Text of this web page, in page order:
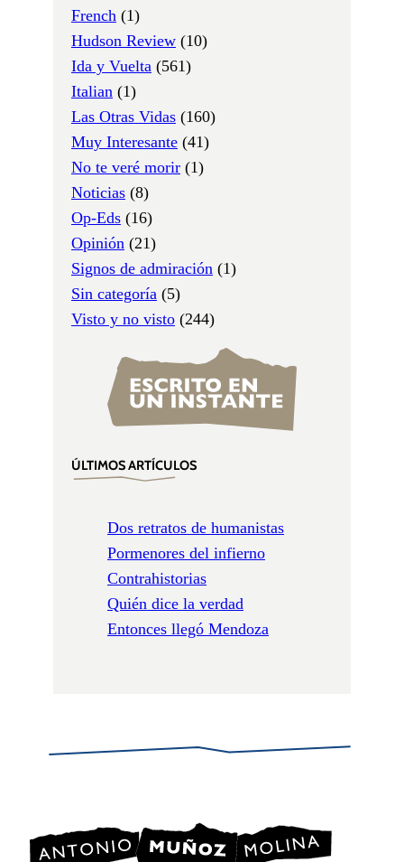
French (1)
Hudson Review (10)
Ida y Vuelta (561)
Italian (1)
Las Otras Vidas (160)
Muy Interesante (41)
No te veré morir (1)
Noticias (8)
Op-Eds (16)
Opinión (21)
Signos de admiración (1)
Sin categoría (5)
Visto y no visto (244)
ÚLTIMOS ARTÍCULOS
Dos retratos de humanistas
Pormenores del infierno
Contrahistorias
Quién dice la verdad
Entonces llegó Mendoza